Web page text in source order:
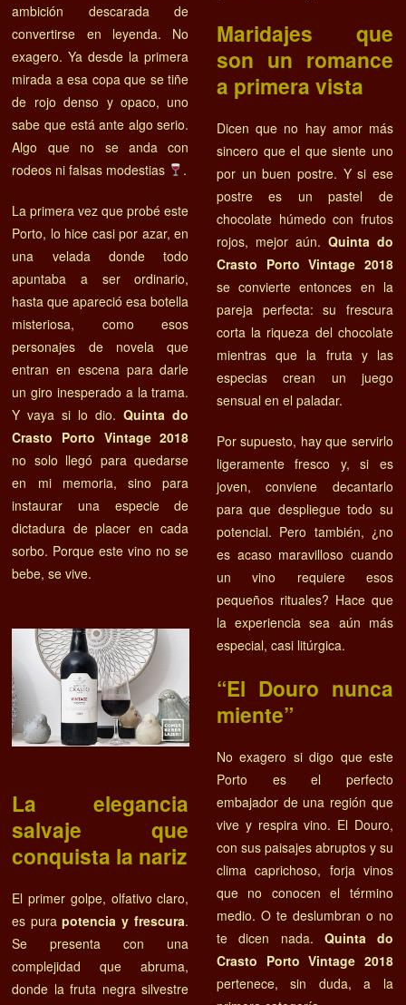
ambición descarada de
convertirse en leyenda. No
exagero. Ya desde la primera
mirada a esa copa que se tiñe
de rojo denso y opaco, uno
sabe que está ante algo serio.
Algo que no se anda con
rodeos ni falsas modestias
.
La primera vez que probé este
Porto, lo hice casi por azar, en
una velada donde todo
apuntaba a ser ordinario,
hasta que apareció esa botella
misteriosa, como esos
personajes de novela que
entran en escena para darle
un giro inesperado a la trama.
Y vaya si lo dio.Quinta do
Crasto Porto Vintage 2018
no solo llegó para quedarse
en mi memoria, sino para
instaurar una especie de
dictadura de placer en cada
sorbo. Porque este vino no se
bebe, se vive.
La elegancia
salvaje que
conquista la nariz
El primer golpe, olfativo claro,
es purapotencia y frescura.
Se presenta con una
complejidad que abruma,
donde la fruta negra silvestre
Maridajes que
son un romance
a primera vista
Dicen que no hay amor más
sincero que el que siente uno
por un buen postre. Y si ese
postre es un pastel de
chocolate húmedo con frutos
rojos, mejor aún. Quinta do
Crasto Porto Vintage 2018
se convierte entonces en la
pareja perfecta: su frescura
corta la riqueza del chocolate
mientras que la fruta y las
especias crean un juego
sensual en el paladar.
Por supuesto, hay que servirlo
ligeramente fresco y, si es
joven, conviene decantarlo
para que despliegue todo su
potencial. Pero también, ¿no
es acaso maravilloso cuando
un vino requiere esos
pequeños rituales? Hace que
la experiencia sea aún más
especial, casi litúrgica.
“El Douro nunca
miente”
No exagero si digo que este
Porto es el perfecto
embajador de una región que
vive y respira vino. El Douro,
con sus paisajes abruptos y su
clima caprichoso, forja vinos
que no conocen el término
medio. O te deslumbran o no
te dicen nada. Quinta do
Crasto Porto Vintage 2018
pertenece, sin duda, a la